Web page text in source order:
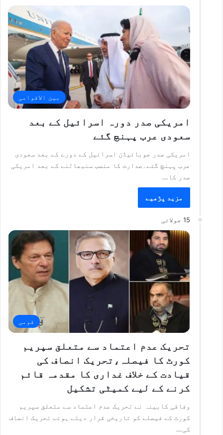
بین الاقوامی
امریکی صدر دورہ اسرائیل کے بعد
سعودی عرب پہنچ گئے
امریکی صدر جوبائیڈن اسرائیل کے دورے کے بعد سعودی
عرب پہنچ گئے۔صدارت کا منصب سنبھالنے کے بعد امریکی
صدر کا…
مزید پڑھیے
15 جولائی
قومی
تحریک عدم اعتماد سے متعلق سپریم
کورٹ کا فیصلہ،تحریک انصاف کی
قیادت کے خلاف غداری کا مقدمہ قائم
کرنے کے لیے کمیٹی تشکیل
وفاقی کابینہ نے تحریک عدم اعتماد سے متعلق سپریم
کورٹ کے فیصلے کو تاریخی قرار دیتے ہوئے تحریک انصاف
کی…